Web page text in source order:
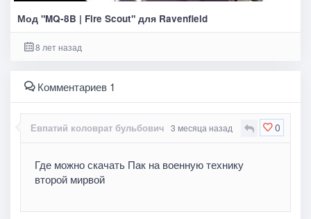
Мод "MQ-8B | Fire Scout" для Ravenfield
8 лет назад
Комментариев 1
0
Евпатий коловрат бульбович 3 месяца назад
Где можно скачать Пак на военную технику
второй мирвой